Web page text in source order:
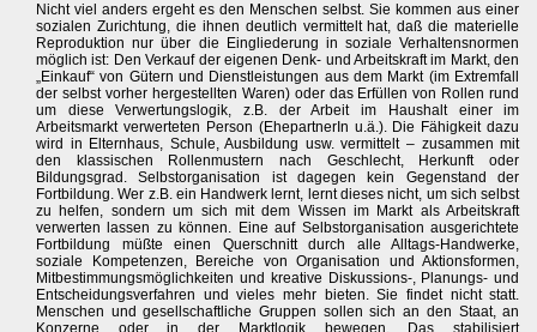
Nicht viel anders ergeht es den Menschen selbst. Sie kommen aus einer
sozialen Zurichtung, die ihnen deutlich vermittelt hat, daß die materielle
Reproduktion nur über die Eingliederung in soziale Verhaltensnormen
möglich ist: Den Verkauf der eigenen Denk- und Arbeitskraft im Markt, den
„Einkauf“ von Gütern und Dienstleistungen aus dem Markt (im Extremfall
der selbst vorher hergestellten Waren) oder das Erfüllen von Rollen rund
um diese Verwertungslogik, z.B. der Arbeit im Haushalt einer im
Arbeitsmarkt verwerteten Person (EhepartnerIn u.ä.). Die Fähigkeit dazu
wird in Elternhaus, Schule, Ausbildung usw. vermittelt – zusammen mit
den klassischen Rollenmustern nach Geschlecht, Herkunft oder
Bildungsgrad. Selbstorganisation ist dagegen kein Gegenstand der
Fortbildung. Wer z.B. ein Handwerk lernt, lernt dieses nicht, um sich selbst
zu helfen, sondern um sich mit dem Wissen im Markt als Arbeitskraft
verwerten lassen zu können. Eine auf Selbstorganisation ausgerichtete
Fortbildung müßte einen Querschnitt durch alle Alltags-Handwerke,
soziale Kompetenzen, Bereiche von Organisation und Aktionsformen,
Mitbestimmungsmöglichkeiten und kreative Diskussions-, Planungs- und
Entscheidungsverfahren und vieles mehr bieten. Sie findet nicht statt.
Menschen und gesellschaftliche Gruppen sollen sich an den Staat, an